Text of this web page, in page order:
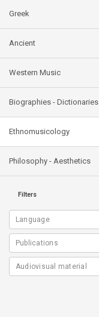
Greek
Ancient
Western Music
Biographies - Dictionaries
Ethnomusicology
Philosophy - Aesthetics
Filters